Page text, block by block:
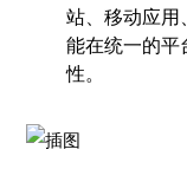
站、移动应用
能在统一的平
性。